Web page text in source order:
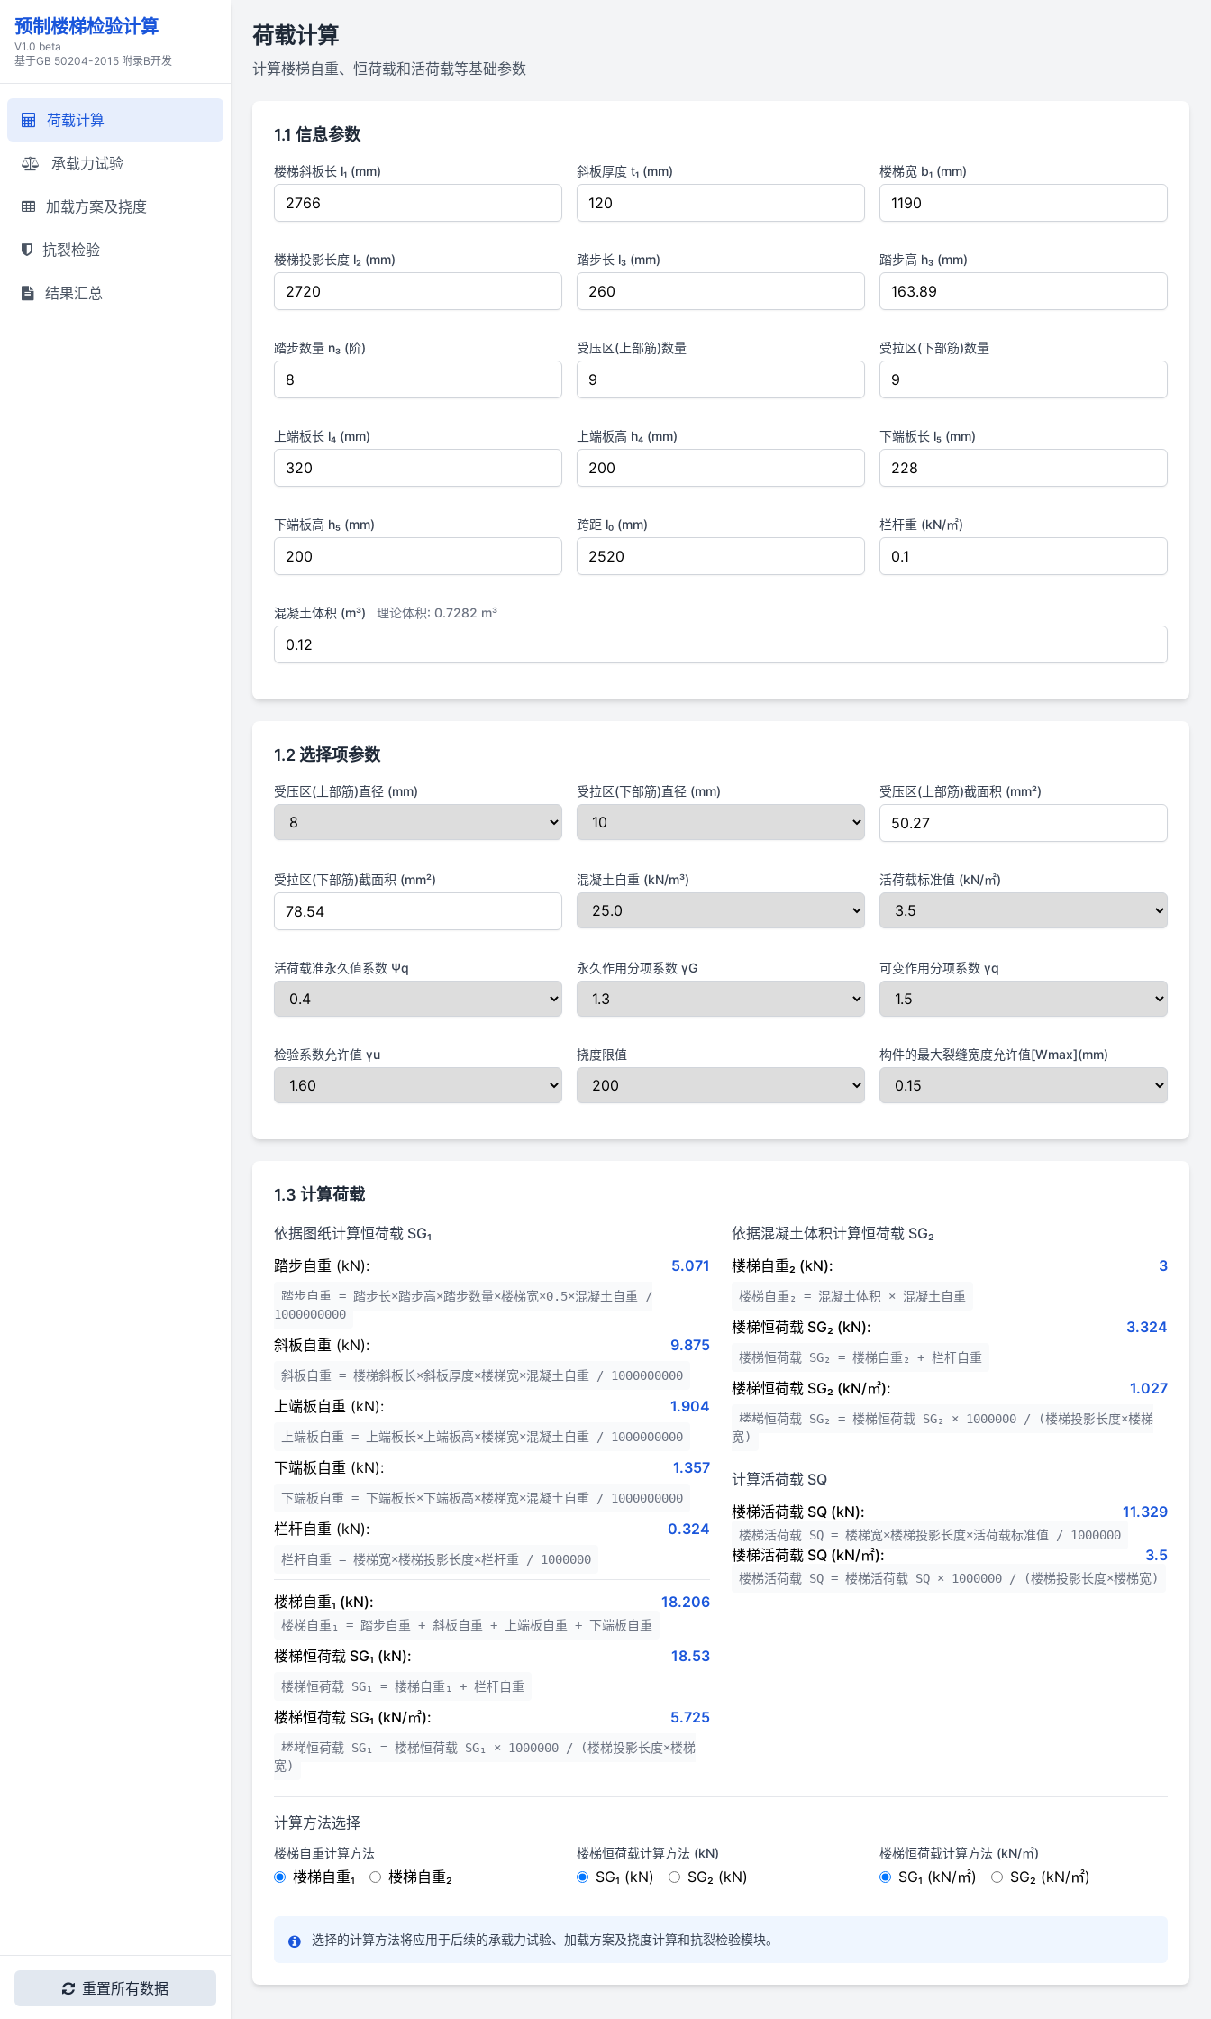
预制楼梯检验计算
V1.0 beta
基于GB 50204-2015 附录B开发
荷载计算
承载力试验
加载方案及挠度
抗裂检验
结果汇总
重置所有数据
荷载计算
计算楼梯自重、恒荷载和活荷载等基础参数
1.1 信息参数
楼梯斜板长 l₁ (mm) 斜板厚度 t₁ (mm) 楼梯宽 b₁ (mm)
楼梯投影长度 l₂ (mm) 踏步长 l₃ (mm) 踏步高 h₃ (mm)
踏步数量 n₃ (阶) 受压区(上部筋)数量 受拉区(下部筋)数量
上端板长 l₄ (mm) 上端板高 h₄ (mm) 下端板长 l₅ (mm)
下端板高 h₅ (mm) 跨距 l₀ (mm) 栏杆重 (kN/㎡)
混凝土体积 (m³) 理论体积: 0.7282 m³
1.2 选择项参数
受压区(上部筋)直径 (mm) 受拉区(下部筋)直径 (mm) 受压区(上部筋)截面积 (mm²)
受拉区(下部筋)截面积 (mm²) 混凝土自重 (kN/m³) 活荷载标准值 (kN/㎡)
活荷载准永久值系数 Ψq 永久作用分项系数 γG 可变作用分项系数 γq
检验系数允许值 γu 挠度限值 构件的最大裂缝宽度允许值[Wmax](mm)
1.3 计算荷载
依据图纸计算恒荷载 SG₁
踏步自重 (kN):
5.071
踏步自重 = 踏步长×踏步高×踏步数量×楼梯宽×0.5×混凝土自重 /
1000000000
斜板自重 (kN): 9.875
斜板自重 = 楼梯斜板长×斜板厚度×楼梯宽×混凝土自重 / 1000000000
上端板自重 (kN): 1.904
上端板自重 = 上端板长×上端板高×楼梯宽×混凝土自重 / 1000000000
下端板自重 (kN): 1.357
下端板自重 = 下端板长×下端板高×楼梯宽×混凝土自重 / 1000000000
栏杆自重 (kN): 0.324
栏杆自重 = 楼梯宽×楼梯投影长度×栏杆重 / 1000000
楼梯自重₁ (kN): 18.206
楼梯自重₁ = 踏步自重 + 斜板自重 + 上端板自重 + 下端板自重
楼梯恒荷载 SG₁ (kN): 18.53
楼梯恒荷载 SG₁ = 楼梯自重₁ + 栏杆自重
楼梯恒荷载 SG₁ (kN/㎡): 5.725
楼梯恒荷载 SG₁ = 楼梯恒荷载 SG₁ × 1000000 / (楼梯投影长度×楼梯
宽)
依据混凝土体积计算恒荷载 SG₂
楼梯自重₂ (kN):
3
楼梯自重₂ = 混凝土体积 × 混凝土自重
楼梯恒荷载 SG₂ (kN): 3.324
楼梯恒荷载 SG₂ = 楼梯自重₂ + 栏杆自重
楼梯恒荷载 SG₂ (kN/㎡): 1.027
楼梯恒荷载 SG₂ = 楼梯恒荷载 SG₂ × 1000000 / (楼梯投影长度×楼梯
宽)
计算活荷载 SQ
楼梯活荷载 SQ (kN):
11.329
楼梯活荷载 SQ = 楼梯宽×楼梯投影长度×活荷载标准值 / 1000000
楼梯活荷载 SQ (kN/㎡): 3.5
楼梯活荷载 SQ = 楼梯活荷载 SQ × 1000000 / (楼梯投影长度×楼梯宽)
计算方法选择
楼梯自重计算方法
楼梯自重₁ 楼梯自重₂
楼梯恒荷载计算方法 (kN)
SG₁ (kN) SG₂ (kN)
楼梯恒荷载计算方法 (kN/㎡)
SG₁ (kN/㎡) SG₂ (kN/㎡)
选择的计算方法将应用于后续的承载力试验、加载方案及挠度计算和抗裂检验模块。